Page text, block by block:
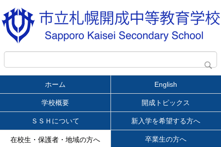
ホーム English
学校概要 開成トピックス
ＳＳＨについて 新入学を希望する方へ
在校生・保護者・地域の方へ 卒業生の方へ